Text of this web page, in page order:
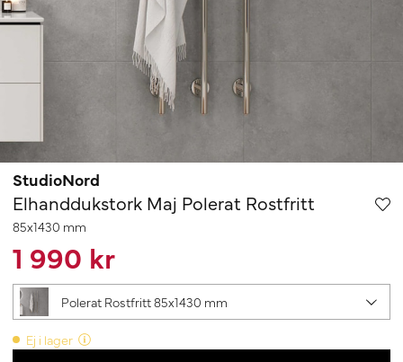
StudioNord
Elhanddukstork Maj Polerat Rostfritt
85x1430 mm
1 990 kr
Polerat Rostfritt 85x1430 mm
Ej i lager